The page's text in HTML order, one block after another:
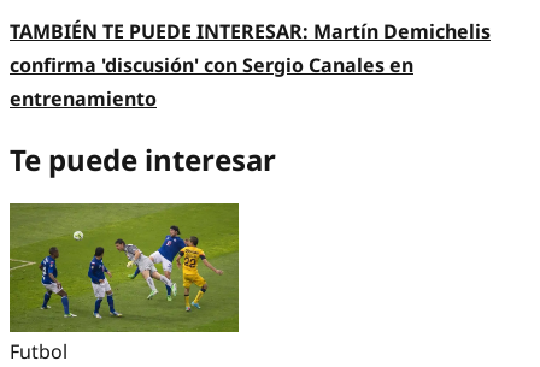
TAMBIÉN TE PUEDE INTERESAR: Martín Demichelis
confirma 'discusión' con Sergio Canales en
entrenamiento
Te puede interesar
Futbol